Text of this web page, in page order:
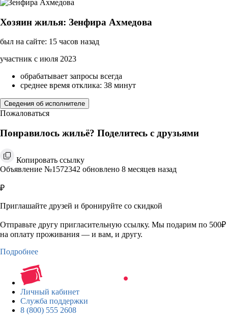
Хозяин жилья: Зенфира Ахмедова
был на сайте: 15 часов назад
участник с июля 2023
обрабатывает запросы всегда
среднее время отклика: 38 минут
Сведения об исполнителе
Пожаловаться
Понравилось жильё? Поделитесь с друзьями
Копировать ссылку
Объявление №1572342 обновлено 8 месяцев назад
₽
Приглашайте друзей и бронируйте со скидкой
Отправьте другу пригласительную ссылку. Мы подарим по 500₽
на оплату проживания — и вам, и другу.
Подробнее
Личный кабинет
Служба поддержки
8 (800) 555 2608